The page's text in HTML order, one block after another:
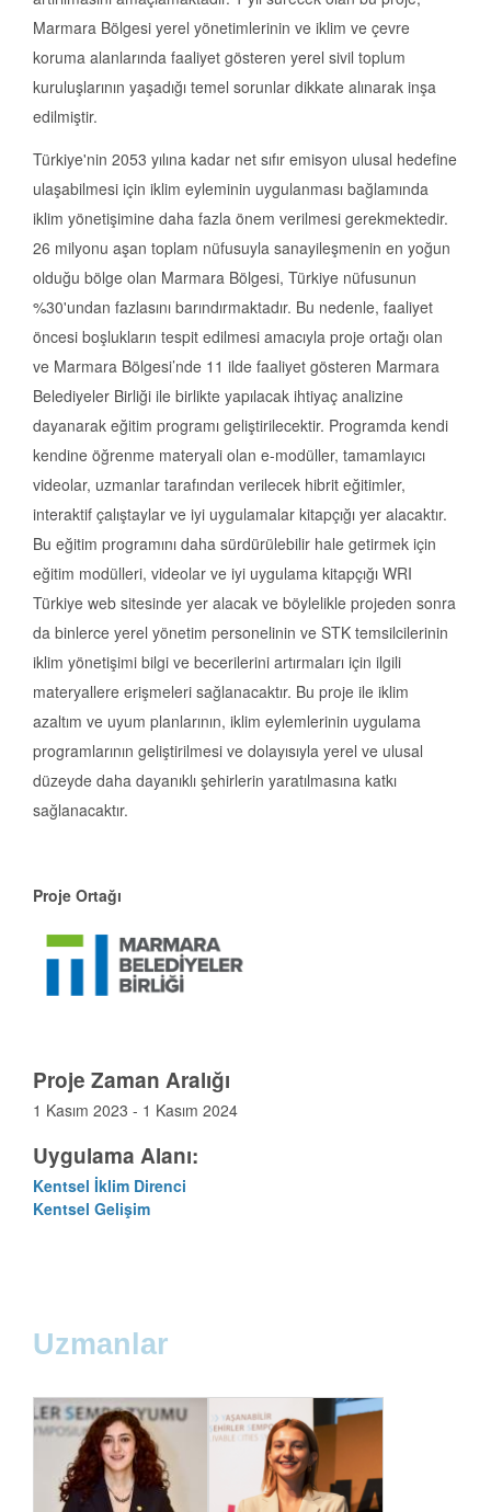
Marmara Bölgesi yerel yönetimlerinin ve iklim ve çevre
koruma alanlarında faaliyet gösteren yerel sivil toplum
kuruluşlarının yaşadığı temel sorunlar dikkate alınarak inşa
edilmiştir.
Türkiye'nin 2053 yılına kadar net sıfır emisyon ulusal hedefine
ulaşabilmesi için iklim eyleminin uygulanması bağlamında
iklim yönetişimine daha fazla önem verilmesi gerekmektedir.
26 milyonu aşan toplam nüfusuyla sanayileşmenin en yoğun
olduğu bölge olan Marmara Bölgesi, Türkiye nüfusunun
%30'undan fazlasını barındırmaktadır. Bu nedenle, faaliyet
öncesi boşlukların tespit edilmesi amacıyla proje ortağı olan
ve Marmara Bölgesi’nde 11 ilde faaliyet gösteren Marmara
Belediyeler Birliği ile birlikte yapılacak ihtiyaç analizine
dayanarak eğitim programı geliştirilecektir. Programda kendi
kendine öğrenme materyali olan e-modüller, tamamlayıcı
videolar, uzmanlar tarafından verilecek hibrit eğitimler,
interaktif çalıştaylar ve iyi uygulamalar kitapçığı yer alacaktır.
Bu eğitim programını daha sürdürülebilir hale getirmek için
eğitim modülleri, videolar ve iyi uygulama kitapçığı WRI
Türkiye web sitesinde yer alacak ve böylelikle projeden sonra
da binlerce yerel yönetim personelinin ve STK temsilcilerinin
iklim yönetişimi bilgi ve becerilerini artırmaları için ilgili
materyallere erişmeleri sağlanacaktır. Bu proje ile iklim
azaltım ve uyum planlarının, iklim eylemlerinin uygulama
programlarının geliştirilmesi ve dolayısıyla yerel ve ulusal
düzeyde daha dayanıklı şehirlerin yaratılmasına katkı
sağlanacaktır.
Proje Ortağı
Proje Zaman Aralığı
1 Kasım 2023 - 1 Kasım 2024
Uygulama Alanı:
Kentsel İklim Direnci
Kentsel Gelişim
Uzmanlar